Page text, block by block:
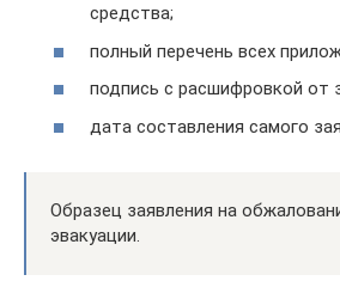
средства;
полный перечень всех
подпись с расшифровкой от
дата составления самого
Образец заявления на
эвакуации.